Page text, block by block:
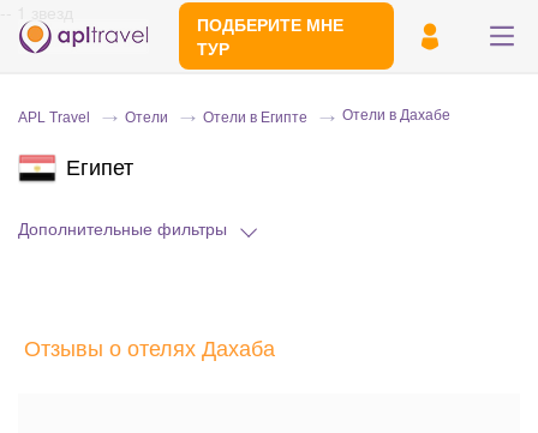
ПОДБЕРИТЕ МНЕ
ТУР
Отправьте свой номер телефона
Эксперт свяжется с вами и сделает
APL Travel Отели Отели в Египте Отели в Дахабе
Египет
Дополнительные фильтры
Отзывы о отелях Дахаба